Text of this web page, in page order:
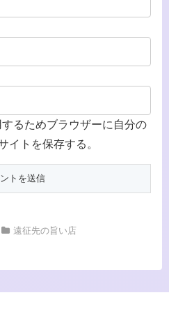
るためブラウザーに自分の
イトを保存する。
遠征先の旨い店